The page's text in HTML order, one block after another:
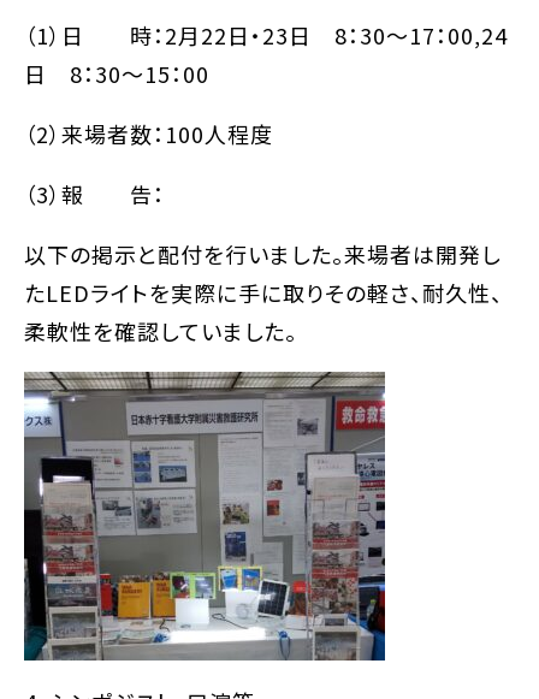
（1）日 時：2月22日・23日 8：30～17：00,24
日 8：30～15：00
（2）来場者数：100人程度
（3）報 告：
以下の掲示と配付を行いました。来場者は開発し
たLEDライトを実際に手に取りその軽さ、耐久性、
柔軟性を確認していました。